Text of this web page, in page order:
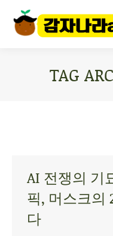
TAG
AI 전쟁의 기
픽, 머스크의
다